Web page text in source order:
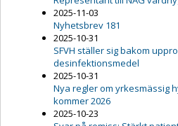
2025-11-03
Nyhetsbrev 181
2025-10-31
SFVH ställer sig bakom
desinfektionsmedel
2025-10-31
Nya regler om yrkesmässig
kommer 2026
2025-10-23